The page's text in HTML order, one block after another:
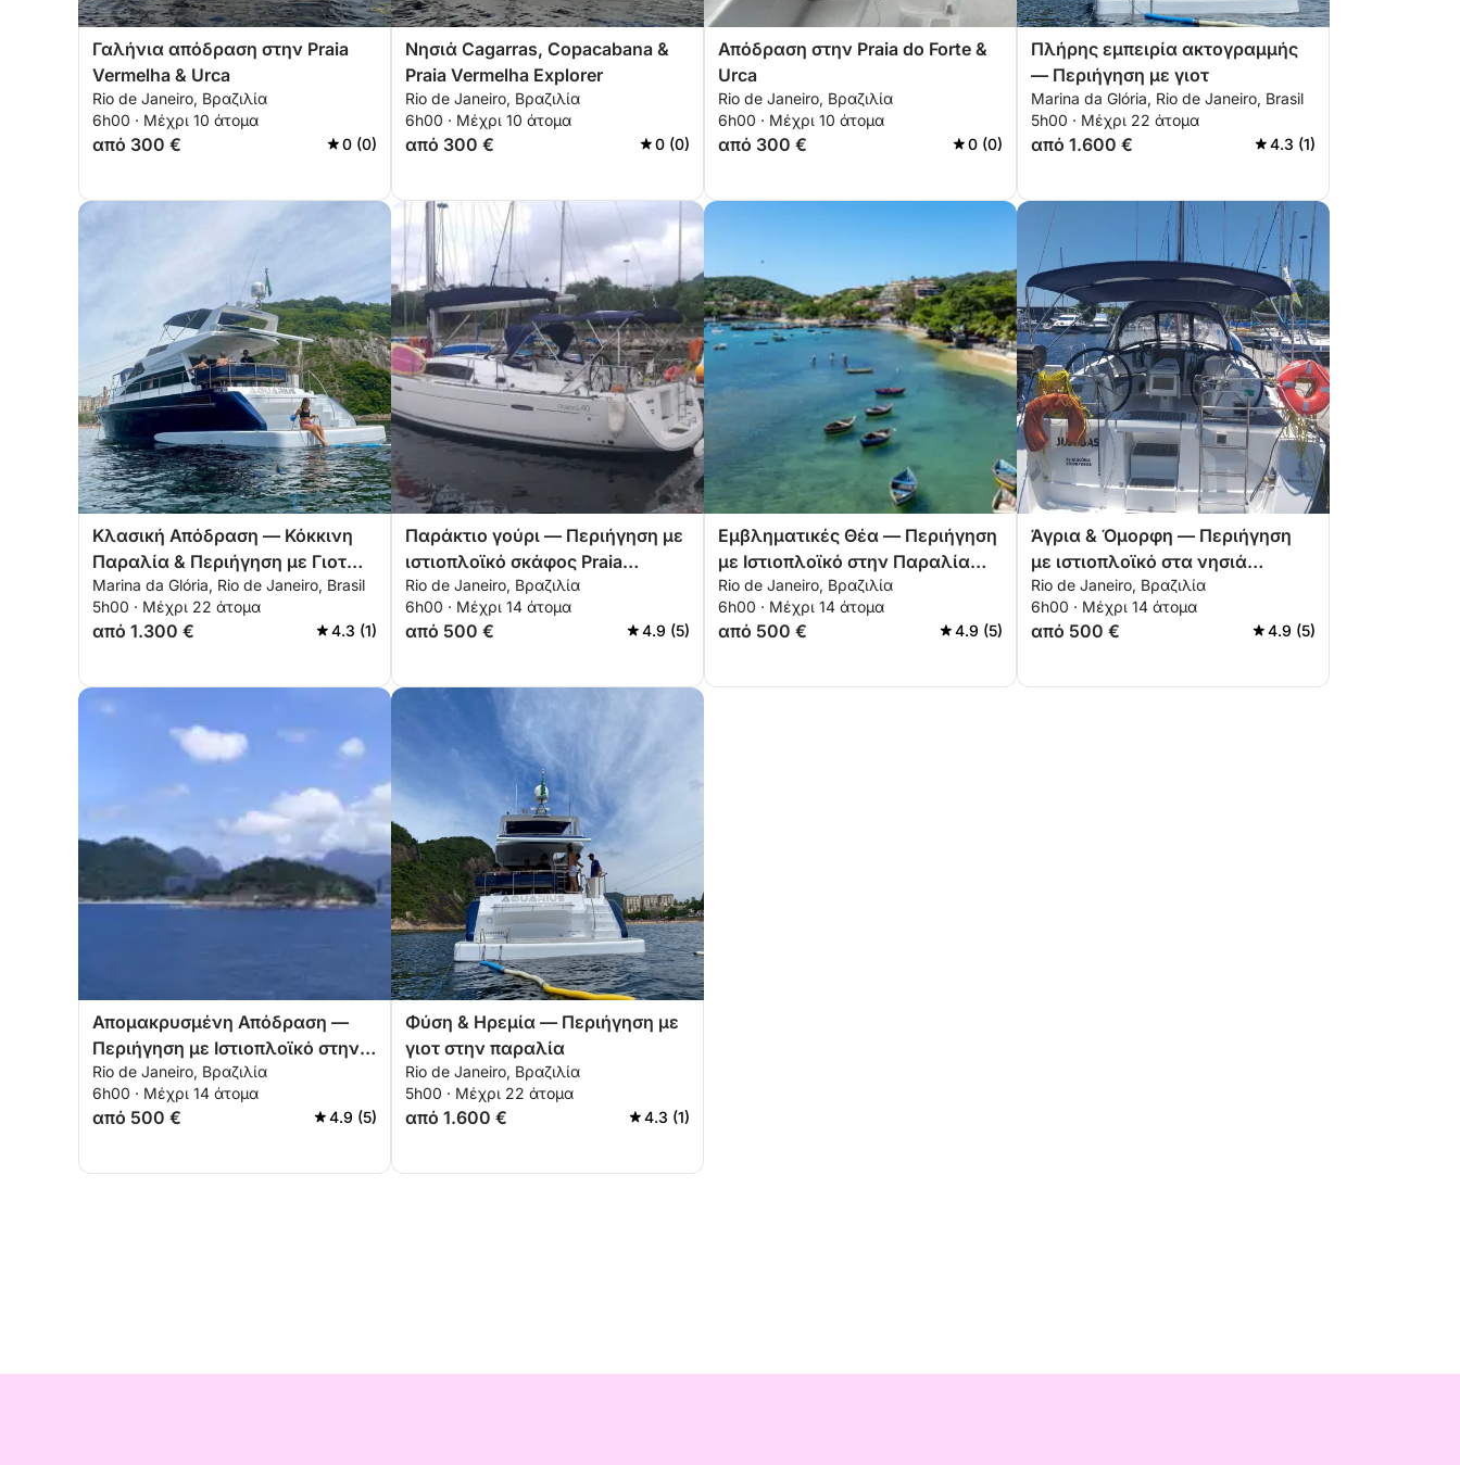
Γαλήνια απόδραση στην Praia
Vermelha & Urca
Rio de Janeiro, Βραζιλία
6h00 · Μέχρι 10 άτομα
από 300 € 0 (0)
Νησιά Cagarras, Copacabana &
Praia Vermelha Explorer
Rio de Janeiro, Βραζιλία
6h00 · Μέχρι 10 άτομα
από 300 € 0 (0)
Απόδραση στην Praia do Forte &
Urca
Rio de Janeiro, Βραζιλία
6h00 · Μέχρι 10 άτομα
από 300 € 0 (0)
Πλήρης εμπειρία ακτογραμμής
— Περιήγηση με γιοτ
Marina da Glória, Rio de Janeiro, Brasil
5h00 · Μέχρι 22 άτομα
από 1.600 € 4.3 (1)
Κλασική Απόδραση — Κόκκινη
Παραλία & Περιήγηση με Γιοτ
Urca
Marina da Glória, Rio de Janeiro, Brasil
5h00 · Μέχρι 22 άτομα
από 1.300 € 4.3 (1)
Παράκτιο γούρι — Περιήγηση με
ιστιοπλοϊκό σκάφος Praia
Vermelha & Urca
Rio de Janeiro, Βραζιλία
6h00 · Μέχρι 14 άτομα
από 500 € 4.9 (5)
Εμβληματικές Θέα — Περιήγηση
με Ιστιοπλοϊκό στην Παραλία
Κοπακαμπάνα
Rio de Janeiro, Βραζιλία
6h00 · Μέχρι 14 άτομα
από 500 € 4.9 (5)
Άγρια & Όμορφη — Περιήγηση
με ιστιοπλοϊκό στα νησιά
Cagarras
Rio de Janeiro, Βραζιλία
6h00 · Μέχρι 14 άτομα
από 500 € 4.9 (5)
Απομακρυσμένη Απόδραση —
Περιήγηση με Ιστιοπλοϊκό στην
Παραλία Itaipu
Rio de Janeiro, Βραζιλία
6h00 · Μέχρι 14 άτομα
από 500 € 4.9 (5)
Φύση & Ηρεμία — Περιήγηση με
γιοτ στην παραλία
Rio de Janeiro, Βραζιλία
5h00 · Μέχρι 22 άτομα
από 1.600 € 4.3 (1)